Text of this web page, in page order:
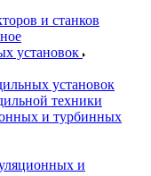
и станков
установок
установок
техники
и турбинных
и